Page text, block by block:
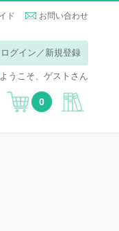
ド お問い合わせ
ログイン／新規登録
ようこそ、ゲストさん
0